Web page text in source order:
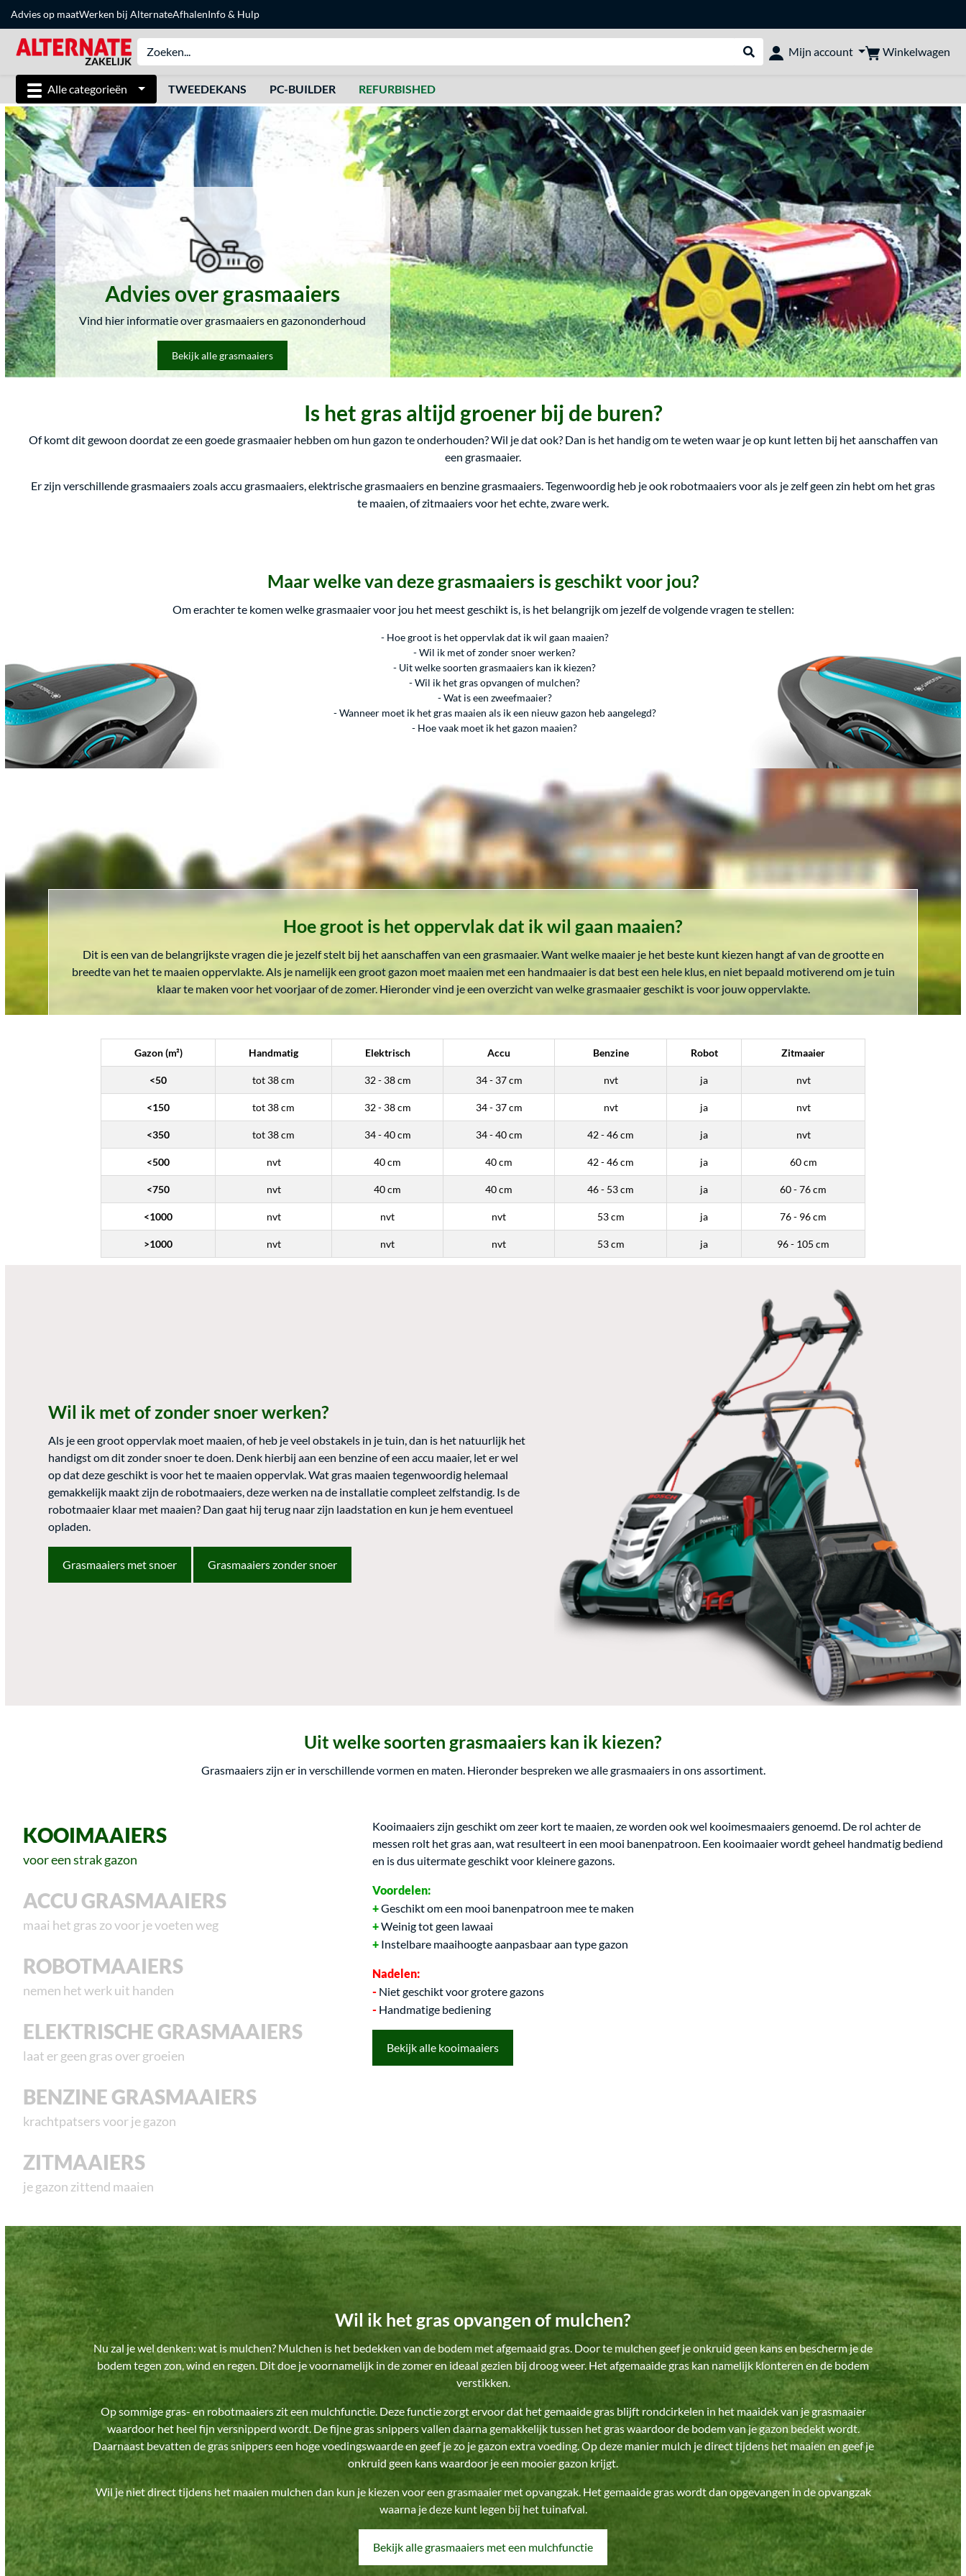
Advies op maatWerken bij AlternateAfhalenInfo & Hulp
Webshop doorzoeken
Mijn account Winkelwagen
Alle categorieën TWEEDEKANS PC-BUILDER REFURBISHED
Advies over grasmaaiers
Vind hier informatie over grasmaaiers en gazononderhoud
Bekijk alle grasmaaiers
Is het gras altijd groener bij de buren?
Of komt dit gewoon doordat ze een goede grasmaaier hebben om hun gazon te onderhouden? Wil je dat ook? Dan is het handig om te weten waar je op kunt letten bij het aanschaffen van
een grasmaaier.
Er zijn verschillende grasmaaiers zoals accu grasmaaiers, elektrische grasmaaiers en benzine grasmaaiers. Tegenwoordig heb je ook robotmaaiers voor als je zelf geen zin hebt om het gras
te maaien, of zitmaaiers voor het echte, zware werk.
Maar welke van deze grasmaaiers is geschikt voor jou?
Om erachter te komen welke grasmaaier voor jou het meest geschikt is, is het belangrijk om jezelf de volgende vragen te stellen:
- Hoe groot is het oppervlak dat ik wil gaan maaien?
- Wil ik met of zonder snoer werken?
- Uit welke soorten grasmaaiers kan ik kiezen?
- Wil ik het gras opvangen of mulchen?
- Wat is een zweefmaaier?
- Wanneer moet ik het gras maaien als ik een nieuw gazon heb aangelegd?
- Hoe vaak moet ik het gazon maaien?
Hoe groot is het oppervlak dat ik wil gaan maaien?
Dit is een van de belangrijkste vragen die je jezelf stelt bij het aanschaffen van een grasmaaier. Want welke maaier je het beste kunt kiezen hangt af van de grootte en
breedte van het te maaien oppervlakte. Als je namelijk een groot gazon moet maaien met een handmaaier is dat best een hele klus, en niet bepaald motiverend om je tuin
klaar te maken voor het voorjaar of de zomer. Hieronder vind je een overzicht van welke grasmaaier geschikt is voor jouw oppervlakte.
Gazon (m²) Handmatig Elektrisch Accu Benzine Robot Zitmaaier
<50 tot 38 cm 32 - 38 cm 34 - 37 cm nvt ja nvt
<150 tot 38 cm 32 - 38 cm 34 - 37 cm nvt ja nvt
<350 tot 38 cm 34 - 40 cm 34 - 40 cm 42 - 46 cm ja nvt
<500 nvt 40 cm 40 cm 42 - 46 cm ja 60 cm
<750 nvt 40 cm 40 cm 46 - 53 cm ja 60 - 76 cm
<1000 nvt nvt nvt 53 cm ja 76 - 96 cm
>1000 nvt nvt nvt 53 cm ja 96 - 105 cm
Wil ik met of zonder snoer werken?
Als je een groot oppervlak moet maaien, of heb je veel obstakels in je tuin, dan is het natuurlijk het
handigst om dit zonder snoer te doen. Denk hierbij aan een benzine of een accu maaier, let er wel
op dat deze geschikt is voor het te maaien oppervlak. Wat gras maaien tegenwoordig helemaal
gemakkelijk maakt zijn de robotmaaiers, deze werken na de installatie compleet zelfstandig. Is de
robotmaaier klaar met maaien? Dan gaat hij terug naar zijn laadstation en kun je hem eventueel
opladen.
Grasmaaiers met snoer Grasmaaiers zonder snoer
Uit welke soorten grasmaaiers kan ik kiezen?
Grasmaaiers zijn er in verschillende vormen en maten. Hieronder bespreken we alle grasmaaiers in ons assortiment.
KOOIMAAIERS
voor een strak gazon
ACCU GRASMAAIERS
maai het gras zo voor je voeten weg
ROBOTMAAIERS
nemen het werk uit handen
ELEKTRISCHE GRASMAAIERS
laat er geen gras over groeien
BENZINE GRASMAAIERS
krachtpatsers voor je gazon
ZITMAAIERS
je gazon zittend maaien
Kooimaaiers zijn geschikt om zeer kort te maaien, ze worden ook wel kooimesmaaiers genoemd. De rol achter de
messen rolt het gras aan, wat resulteert in een mooi banenpatroon. Een kooimaaier wordt geheel handmatig bediend
en is dus uitermate geschikt voor kleinere gazons.
Voordelen:
Geschikt om een mooi banenpatroon mee te maken
Weinig tot geen lawaai
Instelbare maaihoogte aanpasbaar aan type gazon
Nadelen:
-Niet geschikt voor grotere gazons
-Handmatige bediening
Bekijk alle kooimaaiers
Wil ik het gras opvangen of mulchen?
Nu zal je wel denken: wat is mulchen? Mulchen is het bedekken van de bodem met afgemaaid gras. Door te mulchen geef je onkruid geen kans en bescherm je de
bodem tegen zon, wind en regen. Dit doe je voornamelijk in de zomer en ideaal gezien bij droog weer. Het afgemaaide gras kan namelijk klonteren en de bodem
verstikken.
Op sommige gras- en robotmaaiers zit een mulchfunctie. Deze functie zorgt ervoor dat het gemaaide gras blijft rondcirkelen in het maaidek van je grasmaaier
waardoor het heel fijn versnipperd wordt. De fijne gras snippers vallen daarna gemakkelijk tussen het gras waardoor de bodem van je gazon bedekt wordt.
Daarnaast bevatten de gras snippers een hoge voedingswaarde en geef je zo je gazon extra voeding. Op deze manier mulch je direct tijdens het maaien en geef je
onkruid geen kans waardoor je een mooier gazon krijgt.
Wil je niet direct tijdens het maaien mulchen dan kun je kiezen voor een grasmaaier met opvangzak. Het gemaaide gras wordt dan opgevangen in de opvangzak
waarna je deze kunt legen bij het tuinafval.
Bekijk alle grasmaaiers met een mulchfunctie